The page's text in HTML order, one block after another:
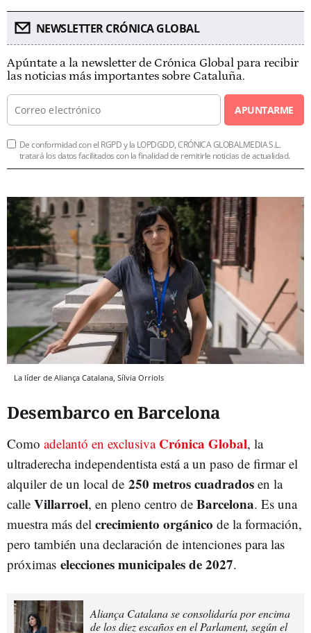
NEWSLETTER CRÓNICA GLOBAL
Apúntate a la newsletter de Crónica Global para recibir
las noticias más importantes sobre Cataluña.
APUNTARME
De conformidad con el RGPD y la LOPDGDD, CRÓNICA GLOBALMEDIA S.L.
tratará los datos facilitados con la finalidad de remitirle noticias de actualidad.
La líder de Aliança Catalana, Sílvia Orriols
Desembarco en Barcelona
Como adelantó en exclusiva Crónica Global, la
ultraderecha independentista está a un paso de firmar el
alquiler de un local de 250 metros cuadrados en la
calle Villarroel, en pleno centro de Barcelona. Es una
muestra más del crecimiento orgánico de la formación,
pero también una declaración de intenciones para las
próximas elecciones municipales de 2027.
Aliança Catalana se consolidaría por encima
de los diez escaños en el Parlament, según el